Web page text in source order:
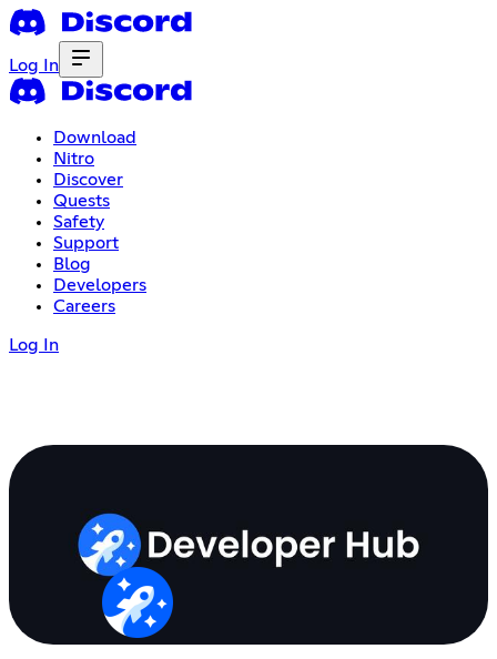
Log In
Download
Nitro
Discover
Quests
Safety
Support
Blog
Developers
Careers
Log In